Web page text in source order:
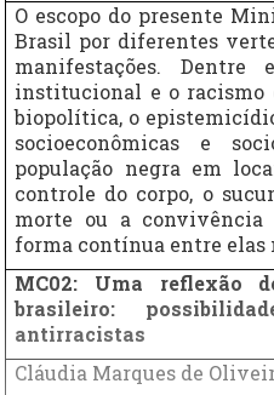
O escopo do presente
Brasil por diferentes
manifestações.
institucional e o racismo
biopolítica, o
socioeconômicas e
população negra em
controle do corpo, o
morte ou a convivência
forma contínua entre elas
MC02: Uma reflexão
brasileiro:
antirracistas
Cláudia Marques de